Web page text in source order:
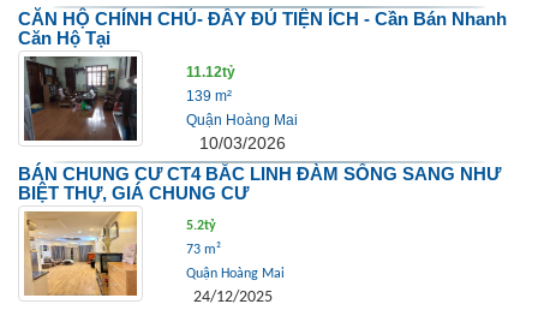
CĂN HỘ CHÍNH CHỦ- ĐẦY ĐỦ TIỆN ÍCH - Cần Bán Nhanh
Căn Hộ Tại
11.12tỷ
139 m²
Quận Hoàng Mai
10/03/2026
BÁN CHUNG CƯ CT4 BẮC LINH ĐÀM SỐNG SANG NHƯ
BIỆT THỰ, GIÁ CHUNG CƯ
5.2tỷ
73 m²
Quận Hoàng Mai
24/12/2025